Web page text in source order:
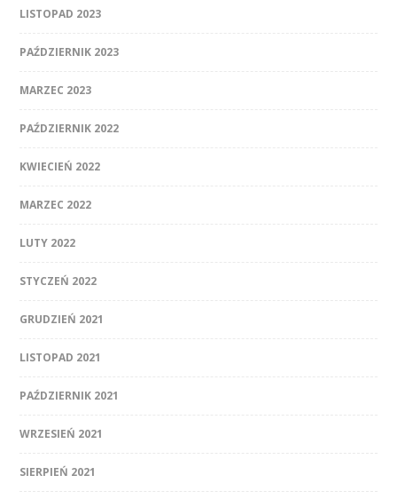
LISTOPAD 2023
PAŹDZIERNIK 2023
MARZEC 2023
PAŹDZIERNIK 2022
KWIECIEŃ 2022
MARZEC 2022
LUTY 2022
STYCZEŃ 2022
GRUDZIEŃ 2021
LISTOPAD 2021
PAŹDZIERNIK 2021
WRZESIEŃ 2021
SIERPIEŃ 2021